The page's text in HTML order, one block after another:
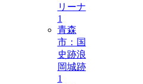
リーナ
1
青森
市：国
史跡浪
岡城跡
1